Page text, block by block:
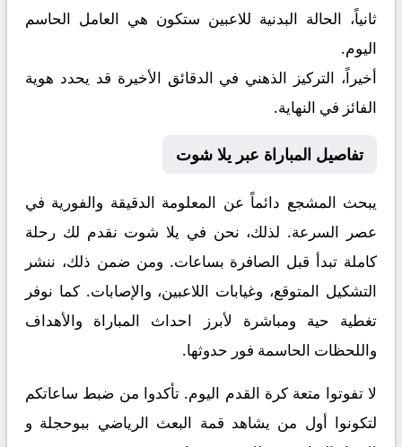
ثانياً، الحالة البدنية للاعبين ستكون هي العامل الحاسم
اليوم.
أخيراً، التركيز الذهني في الدقائق الأخيرة قد يحدد هوية
الفائز في النهاية.
تفاصيل المباراة عبر يلا شوت
يبحث المشجع دائماً عن المعلومة الدقيقة والفورية في
عصر السرعة. لذلك، نحن في يلا شوت نقدم لك رحلة
كاملة تبدأ قبل الصافرة بساعات. ومن ضمن ذلك، ننشر
التشكيل المتوقع، وغيابات اللاعبين، والإصابات. كما نوفر
تغطية حية ومباشرة لأبرز احداث المباراة والأهداف
واللحظات الحاسمة فور حدوثها.
لا تفوتوا متعة كرة القدم اليوم. تأكدوا من ضبط ساعاتكم
لتكونوا أول من يشاهد قمة البعث الرياضي ببوحجلة و